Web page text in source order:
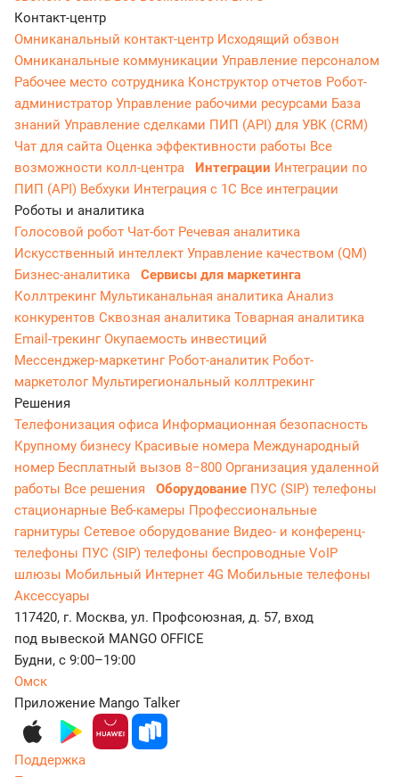
Контакт-центр
Омниканальный контакт-центр Исходящий обзвон
Омниканальные коммуникации Управление персоналом
Рабочее место сотрудника Конструктор отчетов Робот-
администратор Управление рабочими ресурсами База
знаний Управление сделками ПИП (API) для УВК (CRM)
Чат для сайта Оценка эффективности работы Все
возможности колл-центра
Интеграции Интеграции по
ПИП (API) Вебхуки Интеграция с 1С Все интеграции
Роботы и аналитика
Голосовой робот Чат-бот Речевая аналитика
Искусственный интеллект Управление качеством (QM)
Бизнес-аналитика
Сервисы для маркетинга
Коллтрекинг Мультиканальная аналитика Анализ
конкурентов Сквозная аналитика Товарная аналитика
Email-трекингОкупаемость инвестиций
Мессенджер‑маркетинг Робот-аналитик Робот-
маркетолог Мультирегиональный коллтрекинг
Решения
Телефонизация офиса Информационная безопасность
Крупному бизнесу Красивые номера Международный
номер Бесплатный вызов 8−800 Организация удаленной
работы Все решения Оборудование ПУС (SIP) телефоны
стационарные Веб-камеры Профессиональные
гарнитуры Сетевое оборудование Видео- и конференц-
телефоны ПУС (SIP) телефоны беспроводные VoIP
шлюзы Мобильный Интернет 4G Мобильные телефоны
Аксессуары
117420, г. Москва, ул. Профсоюзная, д. 57, вход
под вывеской MANGO OFFICE
Будни, с 9:00–19:00
Омск
Приложение Mango Talker
Поддержка